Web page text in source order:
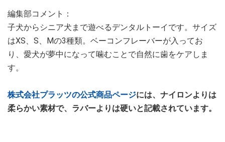
編集部コメント：
子犬からシニア犬まで遊べるデンタルトーイです。サイズ
はXS、S、Mの3種類。ベーコンフレーバーが入ってお
り、愛犬が夢中になって噛むことで自然に歯をケアしま
す。
株式会社プラッツの公式商品ページには、ナイロンよりは
柔らかい素材で、ラバーよりは硬いと記載されています。